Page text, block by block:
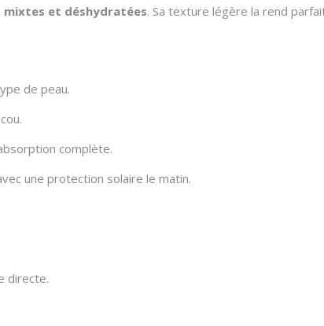
mixtes et déshydratées. Sa texture légère la rend
de peau.
complète.
une protection solaire le matin.
directe.